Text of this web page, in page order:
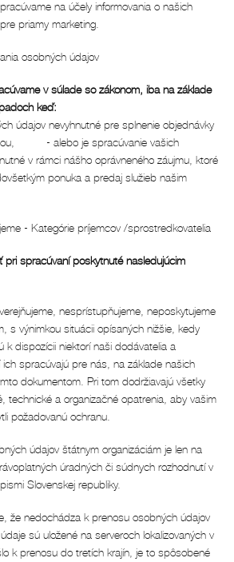
na účely informovania o našich
priamy marketing.
osobných údajov
v súlade so zákonom, iba na základe
keď:
údajov nevyhnutné pre splnenie objednávky
- alebo je spracúvanie vašich
v rámci nášho oprávneného záujmu, ktoré
ponuka a predaj služieb našim
- Kategórie príjemcov /sprostredkovatelia
spracúvaní poskytnuté nasledujúcim
nesprístupňujeme, neposkytujeme
s výnimkou situácii opísaných nižšie, kedy
k dispozícii niektorí naši dodávatelia a
spracúvajú pre nás, na základe našich
dokumentom. Pri tom dodržiavajú všetky
technické a organizačné opatrenia, aby vašim
požadovanú ochranu.
údajov štátnym organizáciám je len na
úradných či súdnych rozhodnutí v
Slovenskej republiky.
že nedochádza k prenosu osobných údajov
sú uložené na serveroch lokalizovaných v
k prenosu do tretích krajín, je to spôsobené